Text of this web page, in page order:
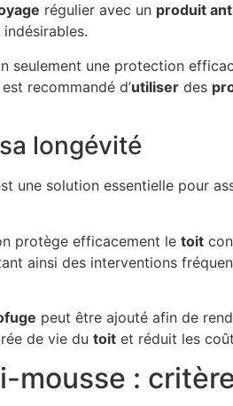
régulier avec un produit
seulement une protection
recommandé d’utiliser des
longévité
une solution essentielle pour
protège efficacement le toit
ainsi des interventions
peut être ajouté afin de
de vie du toit et réduit les
mousse :